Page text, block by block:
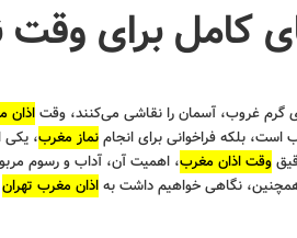
کامل برای وقت
غروب، آسمان را نقاشی می‌کنند، وقتاذان
است، بلکه فراخوانی برای انجامنماز مغرب، یکی
وقت اذان مغرب، اهمیت آن، آداب و رسوم
نگاهی خواهیم داشت بهاذان مغرب تهران